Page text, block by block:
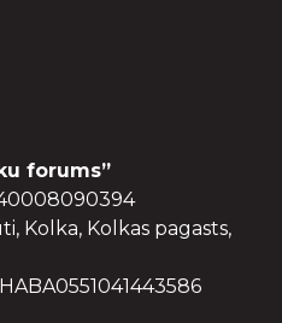
forums”
Kolka, Kolkas pagasts,